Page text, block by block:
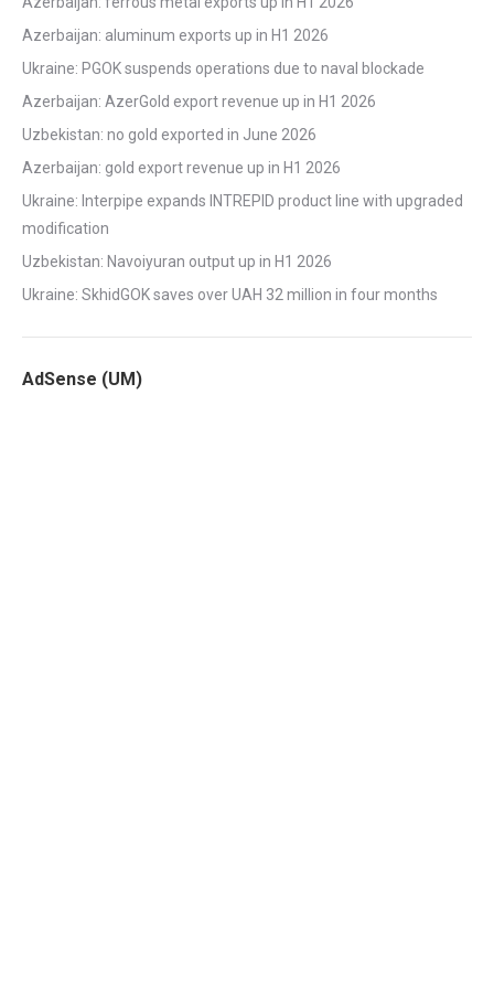
Azerbaijan: aluminum exports up in H1 2026
Ukraine: PGOK suspends operations due to naval blockade
Azerbaijan: AzerGold export revenue up in H1 2026
Uzbekistan: no gold exported in June 2026
Azerbaijan: gold export revenue up in H1 2026
Ukraine: Interpipe expands INTREPID product line with upgraded
modification
Uzbekistan: Navoiyuran output up in H1 2026
Ukraine: SkhidGOK saves over UAH 32 million in four months
AdSense (UM)